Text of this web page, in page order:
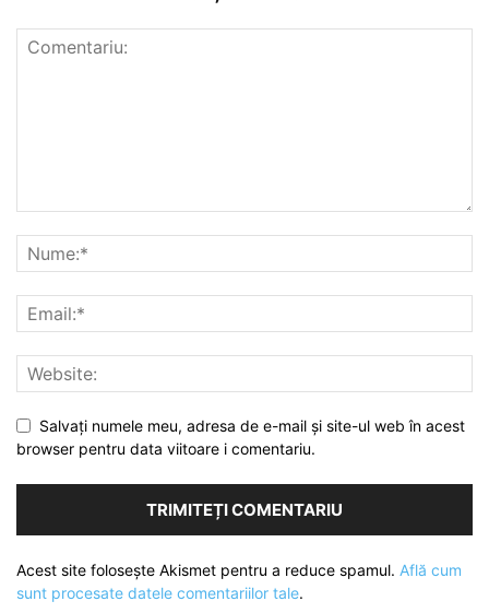
Salvați numele meu, adresa de e-mail și site-ul web în acest
browser pentru data viitoare i comentariu.
Acest site folosește Akismet pentru a reduce spamul. Află cum
sunt procesate datele comentariilor tale.